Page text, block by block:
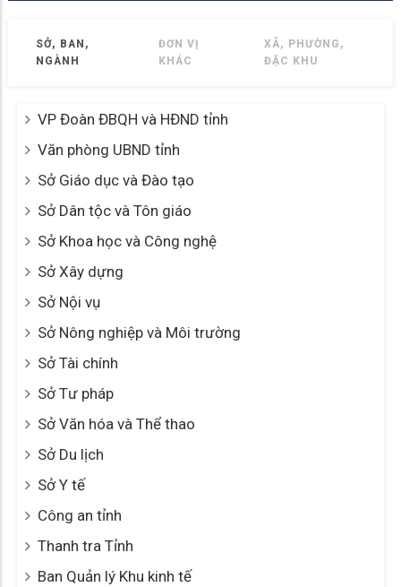
SỞ, BAN,
NGÀNH
ĐƠN VỊ
KHÁC
XÃ, PHƯỜNG,
ĐẶC KHU
VP Đoàn ĐBQH và HĐND tỉnh
Văn phòng UBND tỉnh
Sở Giáo dục và Đào tạo
Sở Dân tộc và Tôn giáo
Sở Khoa học và Công nghệ
Sở Xây dựng
Sở Nội vụ
Sở Nông nghiệp và Môi trường
Sở Tài chính
Sở Tư pháp
Sở Văn hóa và Thể thao
Sở Du lịch
Sở Y tế
Công an tỉnh
Thanh tra Tỉnh
Ban Quản lý Khu kinh tế